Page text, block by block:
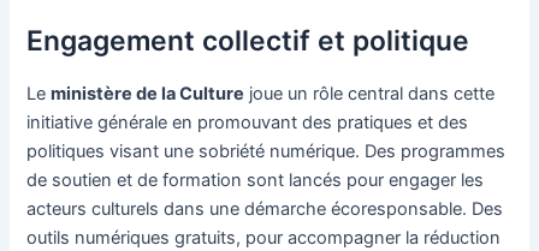
Engagement collectif et politique
Leministère de la Culture joue un rôle central dans cette
initiative générale en promouvant des pratiques et des
politiques visant une sobriété numérique. Des programmes
de soutien et de formation sont lancés pour engager les
acteurs culturels dans une démarche écoresponsable. Des
outils numériques gratuits, pour accompagner la réduction